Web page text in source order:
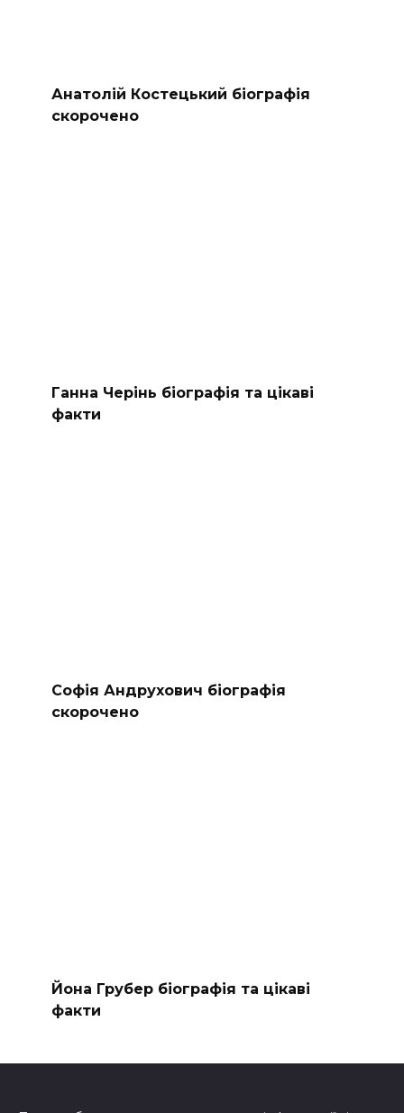
Анатолій Костецький біографія
скорочено
Ганна Черінь біографія та цікаві
факти
Софія Андрухович біографія
скорочено
Йона Грубер біографія та цікаві
факти